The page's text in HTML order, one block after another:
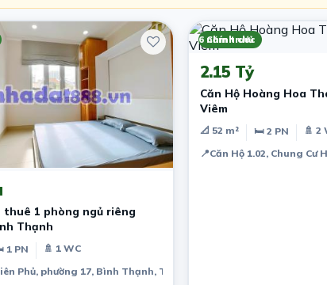
Vietnam
thuê 1 phòng ngủ riêng
Thạnh
1 PN
🚿 1 WC
Phủ, phường 17, Bình Thạnh, Thành phố Hồ Chí Minh, Việt Nam
Chính chủ
6 năm trước
2.15 Tỷ
Căn Hộ Hoàng Hoa
Viêm
📐 52 m² 🛏 2 PN
🚿 2
📍Căn Hộ 1.02, Chung